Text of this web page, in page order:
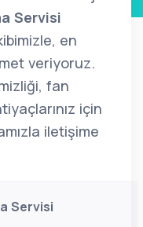
Servisi
en
veriyoruz.
fan
için
iletişime
Servisi